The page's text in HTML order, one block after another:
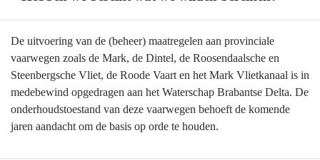
Terug
naar
navigatie
Onderhoud
vaarwegen
De uitvoering van de (beheer) maatregelen aan provinciale
vaarwegen zoals de Mark, de Dintel, de Roosendaalsche en
Steenbergsche Vliet, de Roode Vaart en het Mark Vlietkanaal is in
medebewind opgedragen aan het Waterschap Brabantse Delta. De
onderhoudstoestand van deze vaarwegen behoeft de komende
jaren aandacht om de basis op orde te houden.